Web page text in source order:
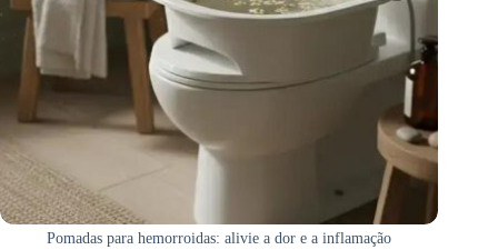
Pomadas para hemorroidas: alivie a dor e a inflamação